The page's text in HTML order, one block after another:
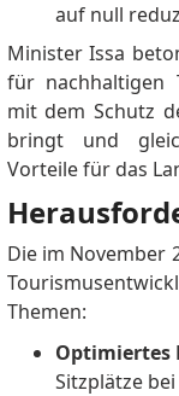
auf null
Minister Issa
für nachhaltigen
mit dem Schutz
bringt und
Vorteile für das
Die im November
Themen:
Optimiertes
Sitzplätze